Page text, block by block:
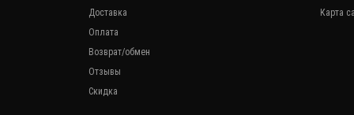
Доставка
Оплата
Возврат/обмен
Отзывы
Скидка
Карта